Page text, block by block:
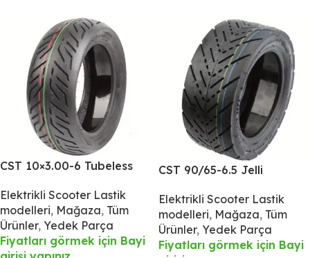
CST 10×3.00-6 Tubeless
Lastiği
Elektrikli Scooter Lastik
modelleri, Mağaza, Tüm
Ürünler, Yedek Parça
Fiyatları görmek için Bayi
CST 90/65-6.5 Jelli
Lastiği, Dualtron
Elektrikli Scooter Lastik
modelleri, Mağaza, Tüm
Ürünler, Yedek Parça
Fiyatları görmek için Bayi